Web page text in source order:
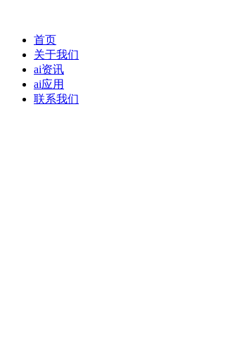
首页
关于我们
ai资讯
ai应用
联系我们